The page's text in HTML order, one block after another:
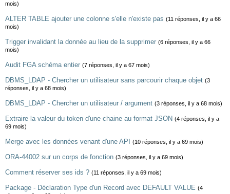
mois)
ALTER TABLE ajouter une colonne s'elle n'existe pas (11 réponses, il y a 66
mois)
Trigger invalidant la donnée au lieu de la supprimer (6 réponses, il y a 66
mois)
Audit FGA schéma entier (7 réponses, il y a 67 mois)
DBMS_LDAP - Chercher un utilisateur sans parcourir chaque objet (3
réponses, il y a 68 mois)
DBMS_LDAP - Chercher un utilisateur / argument (3 réponses, il y a 68 mois)
Extraire la valeur du token d'une chaine au format JSON (4 réponses, il y a
69 mois)
Merge avec les données venant d'une API (10 réponses, il y a 69 mois)
ORA-44002 sur un corps de fonction (3 réponses, il y a 69 mois)
Comment réserver ses ids ? (11 réponses, il y a 69 mois)
Package - Déclaration Type d'un Record avec DEFAULT VALUE (4